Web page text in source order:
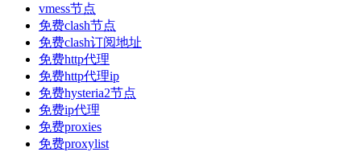
vmess节点
免费clash节点
免费clash订阅地址
免费http代理
免费http代理ip
免费hysteria2节点
免费ip代理
免费proxies
免费proxylist